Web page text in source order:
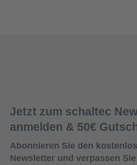
Jetzt zum schaltec
anmelden & 50€
Abonnieren Sie den
Newsletter und verpassen